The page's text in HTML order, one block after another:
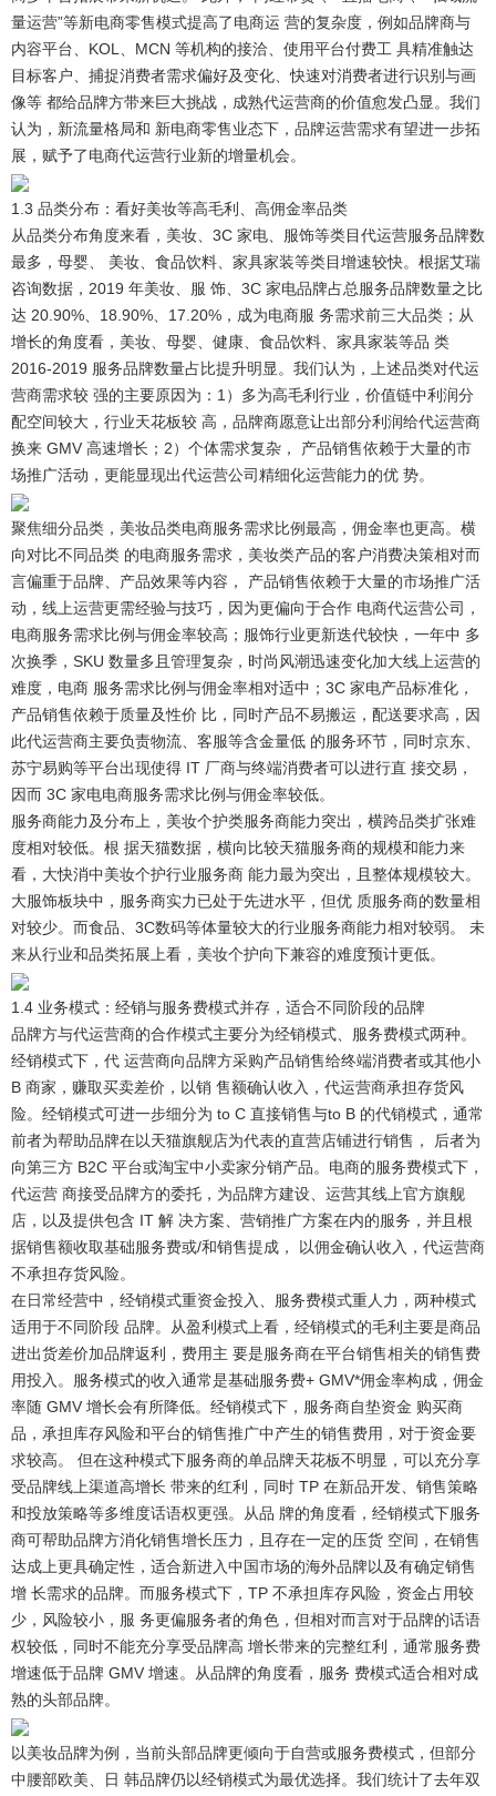
量运营”等新电商零售模式提高了电商运 营的复杂度，例如品牌商与
内容平台、KOL、MCN 等机构的接洽、使用平台付费工 具精准触达
目标客户、捕捉消费者需求偏好及变化、快速对消费者进行识别与画
像等 都给品牌方带来巨大挑战，成熟代运营商的价值愈发凸显。我们
认为，新流量格局和 新电商零售业态下，品牌运营需求有望进一步拓
展，赋予了电商代运营行业新的增量机会。
1.3 品类分布：看好美妆等高毛利、高佣金率品类
从品类分布角度来看，美妆、3C 家电、服饰等类目代运营服务品牌数
最多，母婴、 美妆、食品饮料、家具家装等类目增速较快。 根据艾瑞
咨询数据，2019 年美妆、服 饰、3C 家电品牌占总服务品牌数量之比
达 20.90%、18.90%、17.20%，成为电商服 务需求前三大品类；从
增长的角度看，美妆、母婴、健康、食品饮料、家具家装等品 类
2016-2019 服务品牌数量占比提升明显。我们认为，上述品类对代运
营商需求较 强的主要原因为：1）多为高毛利行业，价值链中利润分
配空间较大，行业天花板较 高，品牌商愿意让出部分利润给代运营商
换来 GMV 高速增长；2）个体需求复杂， 产品销售依赖于大量的市
场推广活动，更能显现出代运营公司精细化运营能力的优 势。
聚焦细分品类，美妆品类电商服务需求比例最高，佣金率也更高。 横
向对比不同品类 的电商服务需求，美妆类产品的客户消费决策相对而
言偏重于品牌、产品效果等内容， 产品销售依赖于大量的市场推广活
动，线上运营更需经验与技巧，因为更偏向于合作 电商代运营公司，
电商服务需求比例与佣金率较高；服饰行业更新迭代较快，一年中 多
次换季，SKU 数量多且管理复杂，时尚风潮迅速变化加大线上运营的
难度，电商 服务需求比例与佣金率相对适中；3C 家电产品标准化，
产品销售依赖于质量及性价 比，同时产品不易搬运，配送要求高，因
此代运营商主要负责物流、客服等含金量低 的服务环节，同时京东、
苏宁易购等平台出现使得 IT 厂商与终端消费者可以进行直 接交易，
因而 3C 家电电商服务需求比例与佣金率较低。
服务商能力及分布上，美妆个护类服务商能力突出，横跨品类扩张难
度相对较低。 根 据天猫数据，横向比较天猫服务商的规模和能力来
看，大快消中美妆个护行业服务商 能力最为突出，且整体规模较大。
大服饰板块中，服务商实力已处于先进水平，但优 质服务商的数量相
对较少。而食品、3C数码等体量较大的行业服务商能力相对较弱。 未
来从行业和品类拓展上看，美妆个护向下兼容的难度预计更低。
1.4 业务模式：经销与服务费模式并存，适合不同阶段的品牌
品牌方与代运营商的合作模式主要分为经销模式、服务费模式两种。
经销模式下，代 运营商向品牌方采购产品销售给终端消费者或其他小
B 商家，赚取买卖差价，以销 售额确认收入，代运营商承担存货风
险。经销模式可进一步细分为 to C 直接销售与to B 的代销模式，通常
前者为帮助品牌在以天猫旗舰店为代表的直营店铺进行销售， 后者为
向第三方 B2C 平台或淘宝中小卖家分销产品。电商的服务费模式下，
代运营 商接受品牌方的委托，为品牌方建设、运营其线上官方旗舰
店，以及提供包含 IT 解 决方案、营销推广方案在内的服务，并且根
据销售额收取基础服务费或/和销售提成， 以佣金确认收入，代运营商
不承担存货风险。
在日常经营中，经销模式重资金投入、服务费模式重人力，两种模式
适用于不同阶段 品牌。
从盈利模式上看，经销模式的毛利主要是商品
进出货差价加品牌返利，费用主 要是服务商在平台销售相关的销售费
用投入。服务模式的收入通常是基础服务费+ GMV*佣金率构成，佣金
率随 GMV 增长会有所降低。经销模式下，服务商自垫资金 购买商
品，承担库存风险和平台的销售推广中产生的销售费用，对于资金要
求较高。 但在这种模式下服务商的单品牌天花板不明显，可以充分享
受品牌线上渠道高增长 带来的红利，同时 TP 在新品开发、销售策略
和投放策略等多维度话语权更强。从品 牌的角度看，经销模式下服务
商可帮助品牌方消化销售增长压力，且存在一定的压货 空间，在销售
达成上更具确定性，适合新进入中国市场的海外品牌以及有确定销售
增 长需求的品牌。而服务模式下，TP 不承担库存风险，资金占用较
少，风险较小，服 务更偏服务者的角色，但相对而言对于品牌的话语
权较低，同时不能充分享受品牌高 增长带来的完整红利，通常服务费
增速低于品牌 GMV 增速。从品牌的角度看，服务 费模式适合相对成
熟的头部品牌。
以美妆品牌为例，当前头部品牌更倾向于自营或服务费模式，但部分
中腰部欧美、日 韩品牌仍以经销模式为最优选择。 我们统计了去年双